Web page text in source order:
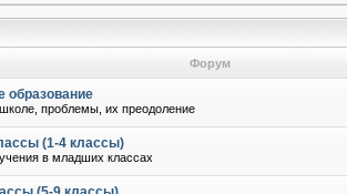
Форум
образование
проблемы, их преодоление
(1-4 классы)
в младших классах